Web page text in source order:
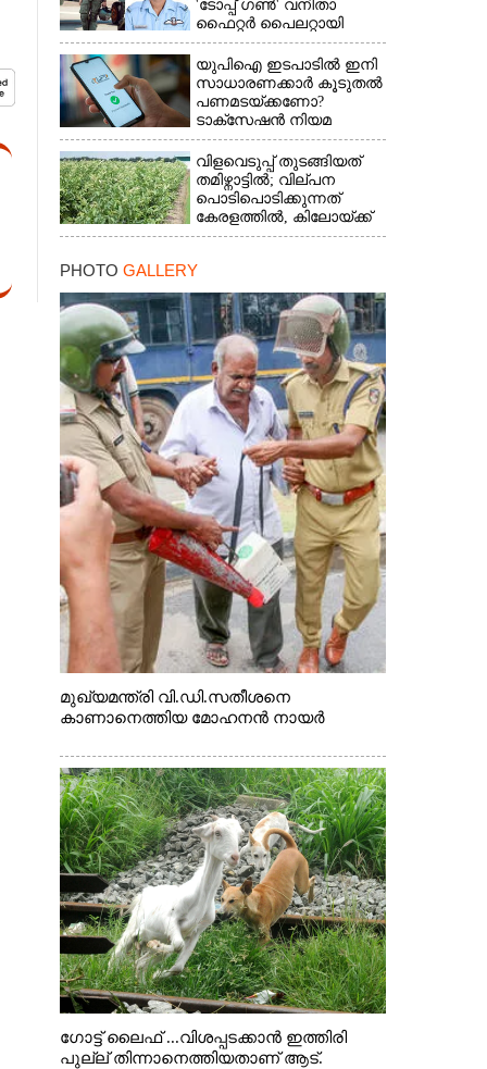
'ടോപ്പ് ഗൺ' വനിതാ
ഫൈറ്റർ പൈലറ്റായി
ഭാവന
യുപിഐ ഇടപാടിൽ ഇനി
സാധാരണക്കാർ കൂടുതൽ
പണമടയ്‌ക്കണോ?​
ടാക്‌സേഷൻ നിയമ
ഭേദഗതി വ്യക്തമാക്കി
കേന്ദ്രം
വിളവെടുപ്പ് തുടങ്ങിയത്
തമിഴ്നാട്ടിൽ; വില്പന
പൊടിപൊടിക്കുന്നത്
കേരളത്തിൽ, കിലോയ്ക്ക്
വില 80 രൂപ മുതൽ
PHOTO GALLERY
മുഖ്യമന്ത്രി വി.ഡി.സതീശനെ
കാണാനെത്തിയ മോഹനൻ നായർ
ഗോട്ട് ലൈഫ് ...വിശപ്പടക്കാൻ ഇത്തിരി
പുല്ല് തിന്നാനെത്തിയതാണ് ആട്.